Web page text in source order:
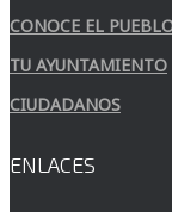
CONOCE EL
TU AYUNTAMIENTO
CIUDADANOS
ENLACES